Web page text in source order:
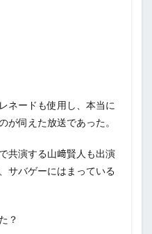
ネードも使用し、本当に
が伺えた放送であった。
共演する山﨑賢人も出演
サバゲーにはまっている
？